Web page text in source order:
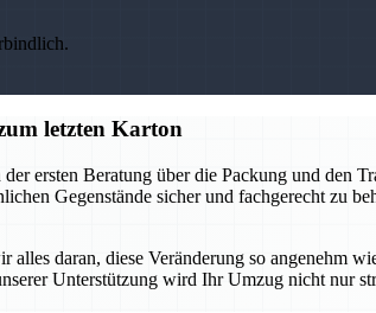
letzten Karton
ersten Beratung über die Packung und den
Gegenstände sicher und fachgerecht zu
daran, diese Veränderung so angenehm
Unterstützung wird Ihr Umzug nicht nur